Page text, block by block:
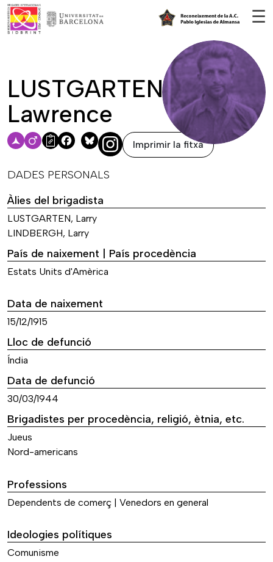
☰
LUSTGARTEN,
Lawrence
Facebook
Bluesky Imprimir la fitxa
DADES PERSONALS
Àlies del brigadista
LUSTGARTEN, Larry
LINDBERGH, Larry
País de naixement | País procedència
Estats Units d'Amèrica
Data de naixement
15/12/1915
Lloc de defunció
Índia
Data de defunció
30/03/1944
Brigadistes per procedència, religió, ètnia, etc.
Jueus
Nord-americans
Professions
Dependents de comerç | Venedors en general
Ideologies polítiques
Comunisme